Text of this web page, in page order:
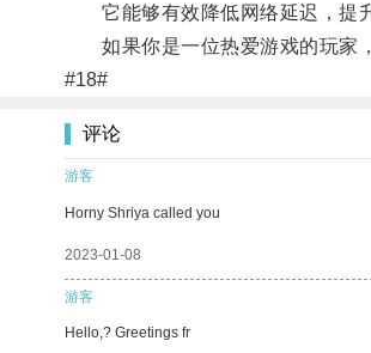
它能够有效降低网络延迟，提升
如果你是一位热爱游戏的玩家，
#18#
评论
游客
Horny Shriya called you
2023-01-08
游客
Hello,? Greetings fr